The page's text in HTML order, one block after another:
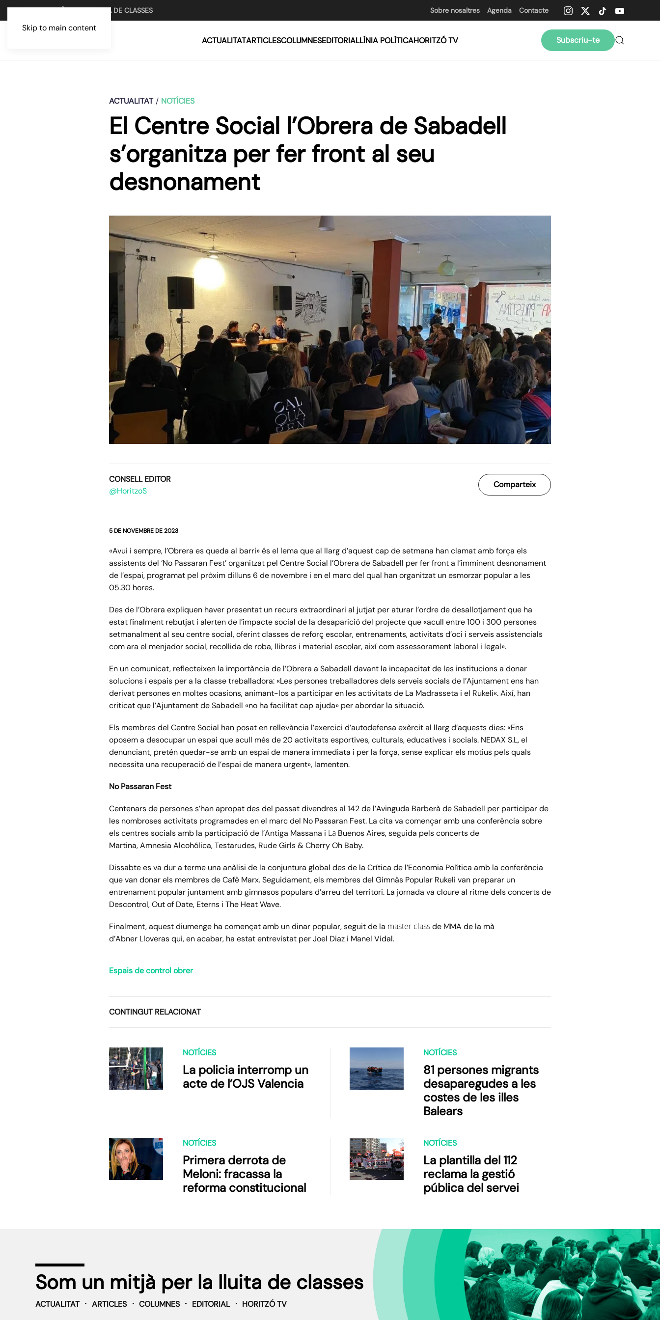
Skip to main content
UN MITJÀ PER LA LLUITA DE CLASSES Sobre nosaltres Agenda Contacte
ACTUALITATARTICLESCOLUMNESEDITORIALLÍNIA POLÍTICAHORITZÓ TV Subscriu-te
ACTUALITAT NOTÍCIES
El Centre Social l’Obrera de Sabadell
s’organitza per fer front al seu
desnonament
CONSELL EDITOR
@HoritzoS
Comparteix
5 DE NOVEMBRE DE 2023
«Avui i sempre, l’Obrera es queda al barri» és el lema que al llarg d’aquest cap de setmana han clamat amb força els
assistents del ‘No Passaran Fest’ organitzat pel Centre Social l’Obrera de Sabadell per fer front a l’imminent desnonament
de l’espai, programat pel pròxim dilluns 6 de novembre i en el marc del qual han organitzat un esmorzar popular a les
05.30 hores.
Des de l’Obrera expliquen haver presentat un recurs extraordinari al jutjat per aturar l’ordre de desallotjament que ha
estat finalment rebutjat i alerten de l’impacte social de la desaparició del projecte que «acull entre 100 i 300 persones
setmanalment al seu centre social, oferint classes de reforç escolar, entrenaments, activitats d’oci i serveis assistencials
com ara el menjador social, recollida de roba, llibres i material escolar, així com assessorament laboral i legal».
En un comunicat, reflecteixen la importància de l’Obrera a Sabadell davant la incapacitat de les institucions a donar
solucions i espais per a la classe treballadora: «Les persones treballadores dels serveis socials de l’Ajuntament ens han
derivat persones en moltes ocasions, animant-los a participar en les activitats de La Madrasseta i el Rukeli«. Així, han
criticat que l’Ajuntament de Sabadell «no ha facilitat cap ajuda» per abordar la situació.
Els membres del Centre Social han posat en rellevància l’exercici d’autodefensa exèrcit al llarg d’aquests dies: «Ens
oposem a desocupar un espai que acull més de 20 activitats esportives, culturals, educatives i socials. NEDAX S.L, el
denunciant, pretén quedar-se amb un espai de manera immediata i per la força, sense explicar els motius pels quals
necessita una recuperació de l’espai de manera urgent», lamenten.
No Passaran Fest
Centenars de persones s’han apropat des del passat divendres al 142 de l’Avinguda Barberà de Sabadell per participar de
les nombroses activitats programades en el marc del No Passaran Fest. La cita va començar amb una conferència sobre
els centres socials amb la participació de l’Antiga Massana i La Buenos Aires, seguida pels concerts de
Martina,Amnesia Alcohólica,Testarudes, RudeGirls& CherryOh Baby.
Dissabte es va dur a terme una anàlisi de la conjuntura global des de la Crítica de l’Economia Política amb la conferència
que van donar els membres de Cafè Marx. Seguidament, els membres del Gimnàs Popular Rukeli van preparar un
entrenament popular juntament amb gimnasos populars d’arreu del territori. La jornada va cloure al ritme dels concerts de
Descontrol,Outof Date, Eterns i The HeatWave.
Finalment, aquest diumenge ha començat amb un dinar popular, seguit de la master classde MMA de la mà
d’Abner Lloverasqui, en acabar, ha estat entrevistat per Joel Diaz i Manel Vidal.
Espais de control obrer
CONTINGUT RELACIONAT
NOTÍCIES
La policia interromp un
acte de l’OJS Valencia
NOTÍCIES
81 persones migrants
desaparegudes a les
costes de les illes
Balears
NOTÍCIES
Primera derrota de
Meloni: fracassa la
reforma constitucional
NOTÍCIES
La plantilla del 112
reclama la gestió
pública del servei
Som un mitjà per la lluita de classes
ACTUALITAT ARTICLES COLUMNES EDITORIAL HORITZÓ TV